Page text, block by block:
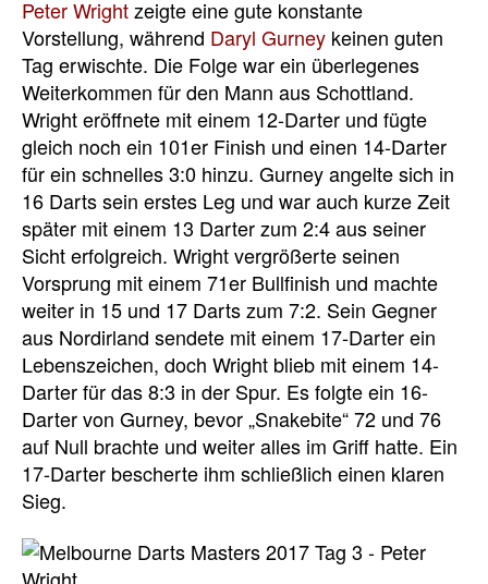
Peter Wrightzeigte eine gute konstante
Vorstellung, während Daryl Gurney keinen guten
Tag erwischte. Die Folge war ein überlegenes
Weiterkommen für den Mann aus Schottland.
Wright eröffnete mit einem 12-Darter und fügte
gleich noch ein 101er Finish und einen 14-Darter
für ein schnelles 3:0 hinzu. Gurney angelte sich in
16 Darts sein erstes Leg und war auch kurze Zeit
später mit einem 13 Darter zum 2:4 aus seiner
Sicht erfolgreich. Wright vergrößerte seinen
Vorsprung mit einem 71er Bullfinish und machte
weiter in 15 und 17 Darts zum 7:2. Sein Gegner
aus Nordirland sendete mit einem 17-Darter ein
Lebenszeichen, doch Wright blieb mit einem 14-
Darter für das 8:3 in der Spur. Es folgte ein 16-
Darter von Gurney, bevor „Snakebite“ 72 und 76
auf Null brachte und weiter alles im Griff hatte. Ein
17-Darter bescherte ihm schließlich einen klaren
Sieg.